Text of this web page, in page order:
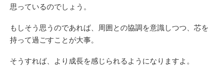
思っているのでしょう。
もしそう思うのであれば、周囲との協調を意識しつつ、芯を
持って過ごすことが大事。
そうすれば、より成長を感じられるようになりますよ。